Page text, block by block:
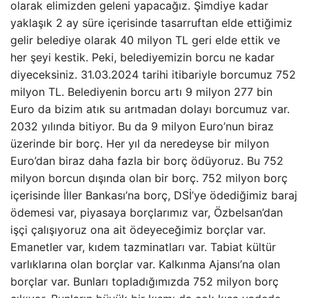
olarak elimizden geleni yapacağız. Şimdiye kadar
yaklaşık 2 ay süre içerisinde tasarruftan elde ettiğimiz
gelir belediye olarak 40 milyon TL geri elde ettik ve
her şeyi kestik. Peki, belediyemizin borcu ne kadar
diyeceksiniz. 31.03.2024 tarihi itibariyle borcumuz 752
milyon TL. Belediyenin borcu artı 9 milyon 277 bin
Euro da bizim atık su arıtmadan dolayı borcumuz var.
2032 yılında bitiyor. Bu da 9 milyon Euro’nun biraz
üzerinde bir borç. Her yıl da neredeyse bir milyon
Euro’dan biraz daha fazla bir borç ödüyoruz. Bu 752
milyon borcun dışında olan bir borç. 752 milyon borç
içerisinde İller Bankası’na borç, DSİ’ye ödediğimiz baraj
ödemesi var, piyasaya borçlarımız var, Özbelsan’dan
işçi çalışıyoruz ona ait ödeyeceğimiz borçlar var.
Emanetler var, kıdem tazminatları var. Tabiat kültür
varlıklarına olan borçlar var. Kalkınma Ajansı’na olan
borçlar var. Bunları topladığımızda 752 milyon borç